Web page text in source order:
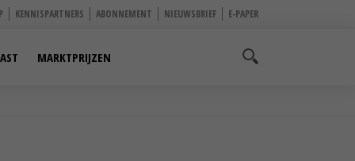
KENNISPARTNERS ABONNEMENT NIEUWSBRIEF E-PAPER
MARKTPRIJZEN